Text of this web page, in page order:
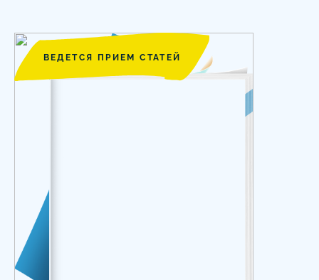
ВЕДЕТСЯ ПРИЕМ СТАТЕЙ